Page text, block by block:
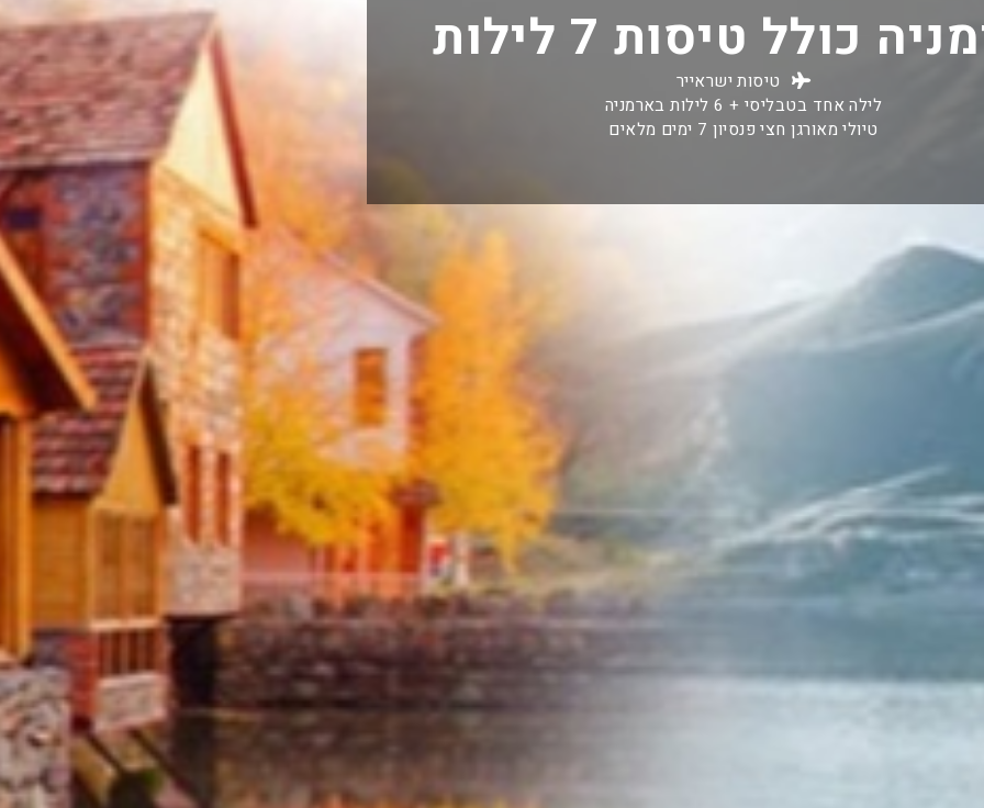
כולל טיסות 7 לילות
טיסות ישראייר
לילה אחד בטבליסי + 6 לילות בארמניה
טיולי מאורגן חצי פנסיון 7 ימים מלאים